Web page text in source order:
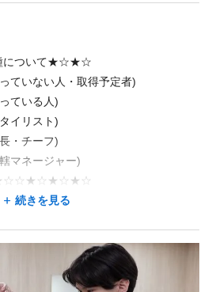
ステージが変わっても安心！）
当を支給）
センスの取得を応援。
す！（※規定あり）
新東27-1
を見る
ても、応募した後に相談できることが
！
再雇用制度あり。長く安定して働けま
について★☆★☆
ていない人・取得予定者)
ている人)
イリスト)
・チーフ)
マネージャー)
限に活かし、心から満足できるキャ
続きを見る